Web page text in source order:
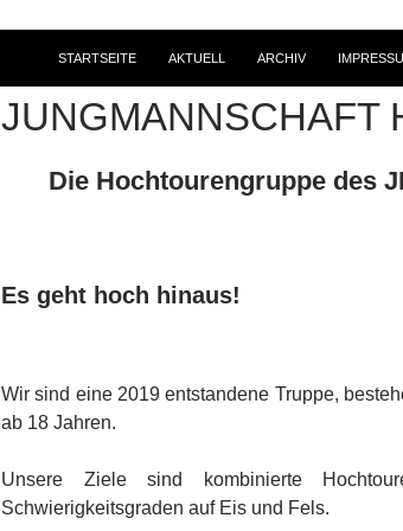
STARTSEITE AKTUELL ARCHIV
JUNGMANNSCHAFT
Die Hochtourengruppe des
Es geht hoch hinaus!
Wir sind eine 2019 entstandene Truppe,
ab 18 Jahren.
Unsere Ziele sind kombinierte
Schwierigkeitsgraden auf Eis und Fels.